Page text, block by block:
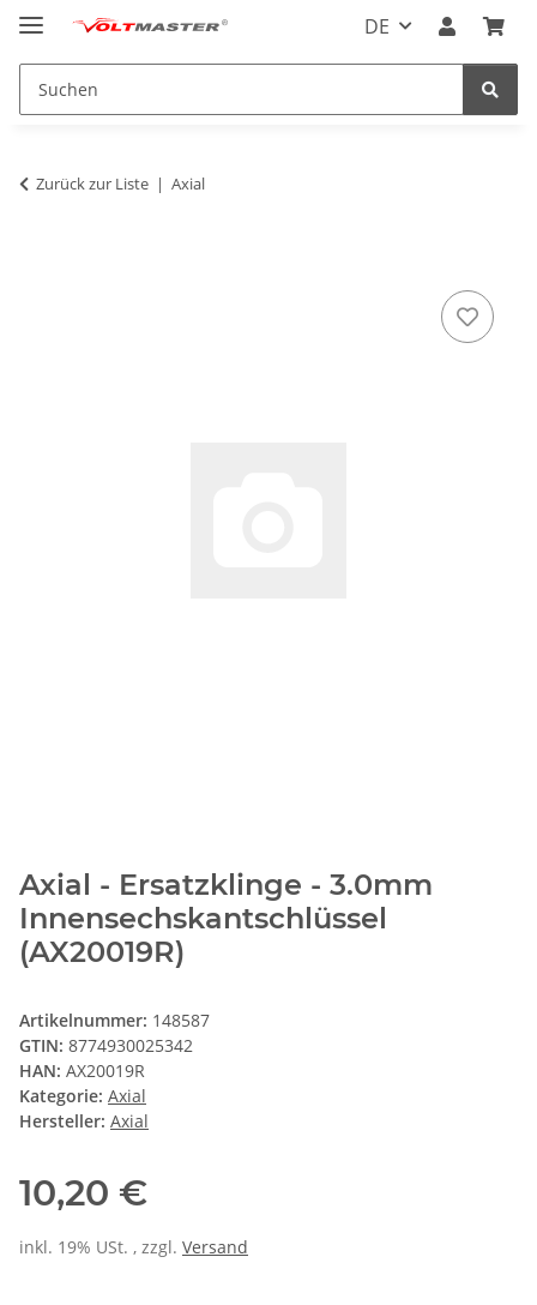
DE
Zurück zur Liste Axial
Axial - Ersatzklinge - 3.0mm
Innensechskantschlüssel
(AX20019R)
Artikelnummer: 148587
GTIN: 8774930025342
HAN: AX20019R
Kategorie: Axial
Hersteller: Axial
10,20 €
inkl. 19% USt. , zzgl. Versand